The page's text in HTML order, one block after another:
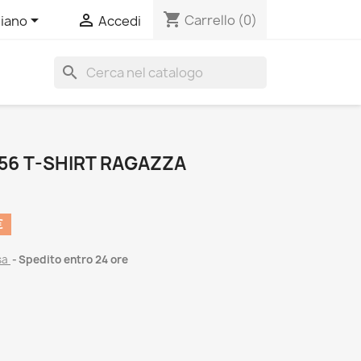
  Accedi shopping_cart Carrello (0)
search
T-SHIRT RAGAZZA
Spedito entro 24 ore